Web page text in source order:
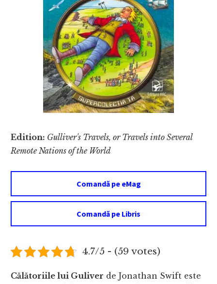
Edition: Gulliver's Travels, or Travels into Several
Remote Nations of the World
Comandă pe eMag
Comandă pe Libris
4.7/5 - (59 votes)
Călătoriile lui Guliver de Jonathan Swift este